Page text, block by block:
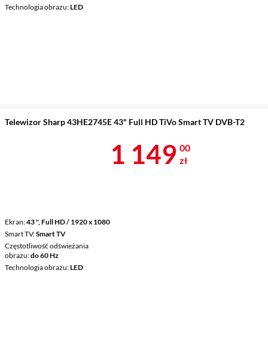
Technologia obrazu LED
Telewizor Sharp 43HE2745E 43" Full HD TiVo Smart TV DVB-T2
Ekran 43 ", Full HD / 1920 x 1080
Smart TV Smart TV
Częstotliwość odświeżania
obrazu do 60 Hz
Technologia obrazu LED
Cena 1 149 zł
1 149 00
zł